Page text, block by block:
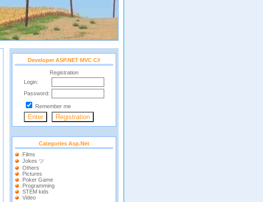
Developer ASP.NET MVC C#
Registration
Login:
Password:
Remember me
Categories Asp.net
Films
Jokes ツ
Others
Pictures
Poker Game
Programming
STEM kids
Video